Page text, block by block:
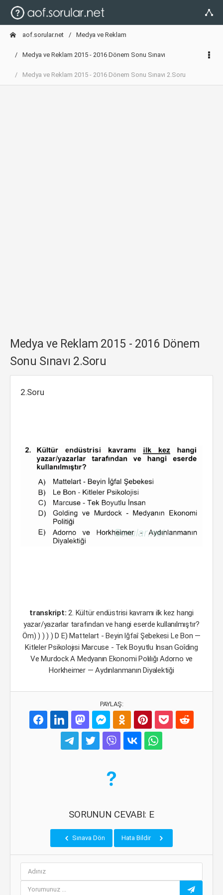
aof.sorular.net Medya ve Reklam
Medya ve Reklam 2015 - 2016 Dönem Sonu Sınavı
Medya ve Reklam 2015 - 2016 Dönem Sonu Sınavı 2.Soru
Medya ve Reklam 2015 - 2016 Dönem
Sonu Sınavı 2.Soru
2.Soru
transkript:2. Kültür endüstrisi kavramı ilk kez hangi
yazar/yazarlar tarafından ve hangi eserde kullanılmıştır?
Öm) ) ) ) ) D E) Mattelart - Beyin lğfaî Şebekesi Le Bon —
Kitleler Psikolojısi Marcuse - Tek Boyutlu Insan Goîding
Ve Murdock A Medyanın Ekonomi Polılığı Adorno ve
Horkheimer — Aydınlanmanın Diyalektiği
PAYLAŞ:
SORUNUN CEVABI: E
Sınava Dön Hata Bildir